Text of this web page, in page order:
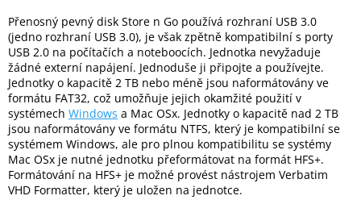
Black
Friday
VÝPRODEJ
Akční
zboží
TONERY
A
CARTRIDGE
Přenosný pevný disk Store n Go používá rozhraní USB 3.0
(jedno rozhraní USB 3.0), je však zpětně kompatibilní s porty
USB 2.0 na počítačích a noteboocích. Jednotka nevyžaduje
žádné externí napájení. Jednoduše ji připojte a používejte.
Jednotky o kapacitě 2 TB nebo méně jsou naformátovány ve
formátu FAT32, což umožňuje jejich okamžité použití v
systémech Windows a Mac OSx. Jednotky o kapacitě nad 2 TB
jsou naformátovány ve formátu NTFS, který je kompatibilní se
systémem Windows, ale pro plnou kompatibilitu se systémy
Mac OSx je nutné jednotku přeformátovat na formát HFS+.
Formátování na HFS+ je možné provést nástrojem Verbatim
VHD Formatter, který je uložen na jednotce.